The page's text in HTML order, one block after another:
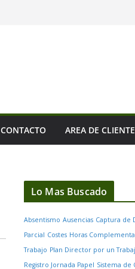
CONTACTO AREA DE
Lo Mas Buscado
Absentismo Ausencias Captura de
Parcial Costes Horas
Trabajo Plan Director por un
Registro Jornada Papel Sistema